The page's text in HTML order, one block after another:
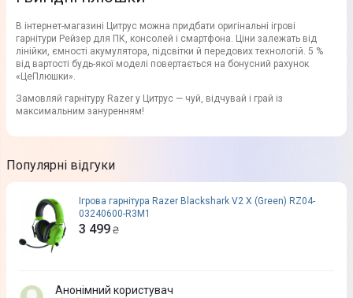
В інтернет-магазині Цитрус можна придбати оригінальні ігрові
гарнітури Рейзер для ПК, консолей і смартфона. Ціни залежать від
лінійки, ємності акумулятора, підсвітки й передових технологій. 5 %
від вартості будь-якої моделі повертається на бонусний рахунок
«ЦеПлюшки».
Замовляй гарнітуру Razer у Цитрус — чуй, відчувай і грай із
максимальним зануренням!
Популярні відгуки
Ігрова гарнітура Razer Blackshark V2 X (Green) RZ04-
03240600-R3M1
3 499 ₴
Анонімний користувач